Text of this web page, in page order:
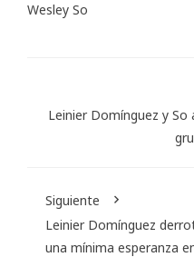
Wesley So
Leinier Domínguez y
Siguiente
Leinier Domínguez
una mínima esperanza